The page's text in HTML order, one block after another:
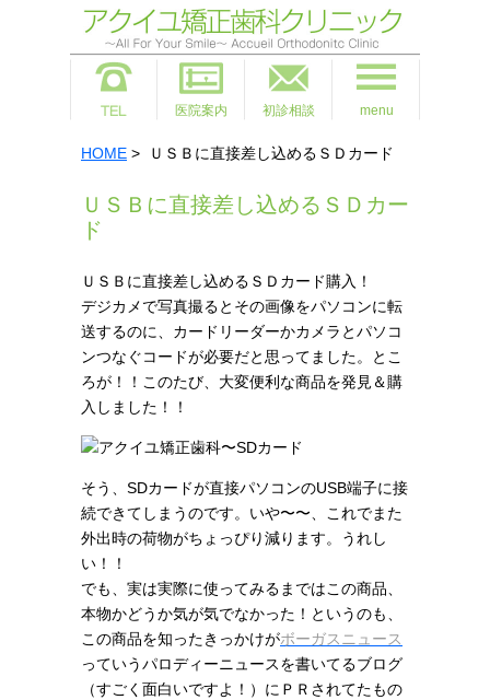
医院案内 初診相談 menu
HOME > ＵＳＢに直接差し込めるＳＤカード
ＵＳＢに直接差し込めるＳＤカー
ド
ＵＳＢに直接差し込めるＳＤカード購入！
デジカメで写真撮るとその画像をパソコンに転
送するのに、カードリーダーかカメラとパソコ
ンつなぐコードが必要だと思ってました。とこ
ろが！！このたび、大変便利な商品を発見＆購
入しました！！
そう、SDカードが直接パソコンのUSB端子に接
続できてしまうのです。いや〜〜、これでまた
外出時の荷物がちょっぴり減ります。うれし
い！！
でも、実は実際に使ってみるまではこの商品、
本物かどうか気が気でなかった！というのも、
この商品を知ったきっかけがボーガスニュース
っていうパロディーニュースを書いてるブログ
（すごく面白いですよ！）にＰＲされてたもの